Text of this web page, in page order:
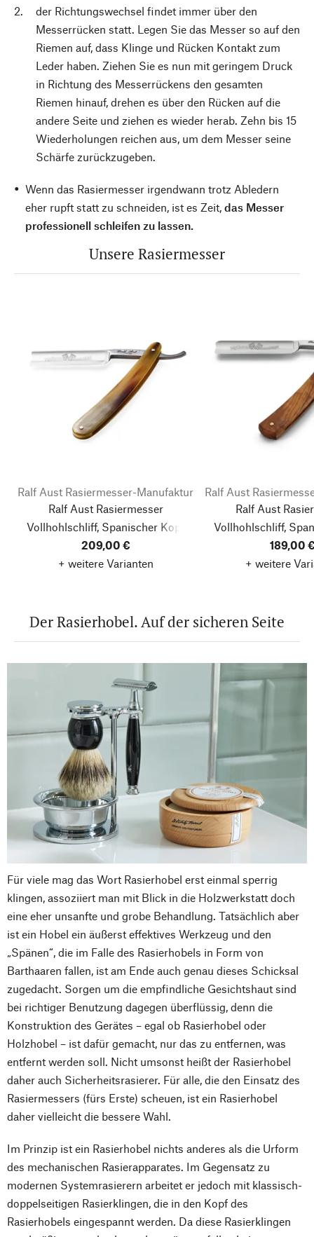
der Richtungswechsel findet immer über den
Messerrücken statt. Legen Sie das Messer so auf den
Riemen auf, dass Klinge und Rücken Kontakt zum
Leder haben. Ziehen Sie es nun mit geringem Druck
in Richtung des Messerrückens den gesamten
Riemen hinauf, drehen es über den Rücken auf die
andere Seite und ziehen es wieder herab. Zehn bis 15
Wiederholungen reichen aus, um dem Messer seine
Schärfe zurückzugeben.
Wenn das Rasiermesser irgendwann trotz Abledern
eher rupft statt zu schneiden, ist es Zeit, das Messer
professionell schleifen zu lassen.
Unsere Rasiermesser
Ralf Aust Rasiermesser-Manufaktur
Ralf Aust Rasiermesser
Vollhohlschliff, Spanischer Kopf
209,00 €
+ weitere Varianten
Ralf Aust
Ralf Aust
Vollhohlschliff,
189,00
+ weitere
Der Rasierhobel. Auf der sicheren Seite
Für viele mag das Wort Rasierhobel erst einmal sperrig
klingen, assoziiert man mit Blick in die Holzwerkstatt doch
eine eher unsanfte und grobe Behandlung. Tatsächlich aber
ist ein Hobel ein äußerst effektives Werkzeug und den
„Spänen“, die im Falle des Rasierhobels in Form von
Barthaaren fallen, ist am Ende auch genau dieses Schicksal
zugedacht. Sorgen um die empfindliche Gesichtshaut sind
bei richtiger Benutzung dagegen überflüssig, denn die
Konstruktion des Gerätes – egal ob Rasierhobel oder
Holzhobel – ist dafür gemacht, nur das zu entfernen, was
entfernt werden soll. Nicht umsonst heißt der Rasierhobel
daher auch Sicherheitsrasierer. Für alle, die den Einsatz des
Rasiermessers (fürs Erste) scheuen, ist ein Rasierhobel
daher vielleicht die bessere Wahl.
Im Prinzip ist ein Rasierhobel nichts anderes als die Urform
des mechanischen Rasierapparates. Im Gegensatz zu
modernen Systemrasierern arbeitet er jedoch mit klassisch-
doppelseitigen Rasierklingen, die in den Kopf des
Rasierhobels eingespannt werden. Da diese Rasierklingen